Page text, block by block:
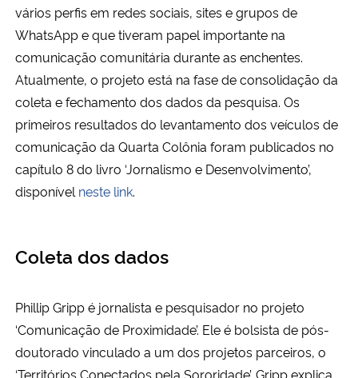
vários perfis em redes sociais, sites e grupos de
WhatsApp e que tiveram papel importante na
comunicação comunitária durante as enchentes.
Atualmente, o projeto está na fase de consolidação da
coleta e fechamento dos dados da pesquisa. Os
primeiros resultados do levantamento dos veículos de
comunicação da Quarta Colônia foram publicados no
capítulo 8 do livro ‘Jornalismo e Desenvolvimento’,
disponível neste link.
Coleta dos dados
Phillip Gripp é jornalista e pesquisador no projeto
‘Comunicação de Proximidade’. Ele é bolsista de pós-
doutorado vinculado a um dos projetos parceiros, o
‘Territórios Conectados pela Sororidade’. Gripp explica